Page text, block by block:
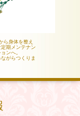
ら身体を整え
期メンテナン
ンへ。
がらつくりま